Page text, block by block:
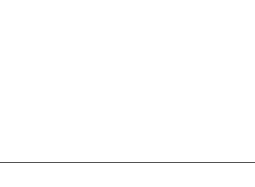
Ignacego Jana Paderewskiego